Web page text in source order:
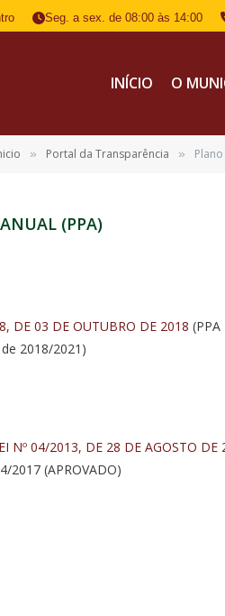
Seg. a sex. de 08:00 às 14:00
INÍCIO O
» Portal da Transparência »
(PPA)
DE 03 DE OUTUBRO DE 2018
2018/2021)
Nº 04/2013, DE 28 DE AGOSTO DE
2017 (APROVADO)